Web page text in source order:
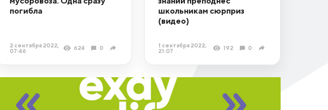
погибла
2 сентября 2022,
07:46
624 0
школьникам сюрприз
(видео)
1 сентября 2022,
21:07
192 0